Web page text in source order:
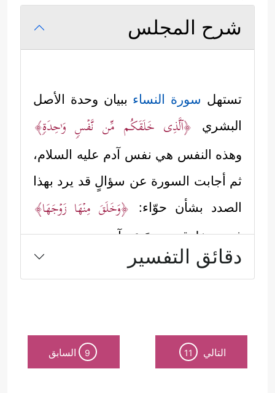
شرح المجلس
تستهل سورة النساء ببيان وحدة الأصل
البشري
﴿ٱلَّذِی خَلَقَكُم مِّن نَّفۡسࣲ وَ ٰ⁠حِدَةࣲ﴾
وهذه النفس هي نفس آدم عليه السلام،
ثم أجابت السورة عن سؤالٍ قد يرد بهذا
الصدد بشأن حوّاء:
﴿وَخَلَقَ مِنۡهَا زَوۡجَهَا﴾
فهي مخلوقة من جَسَدِ آدم.
وقد ورد في الحديث أنها «خُلِقَتْ مِنْ
إلى أصلٍ واحد، ونفسٍ واحدةٍ، وهذا مبدأ
المساواة في الإسلام، بخلاف الفلسفات
دقائق التفسير
التالي 11
9 السابق